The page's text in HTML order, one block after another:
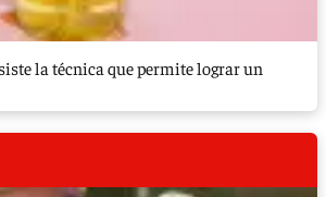
la técnica que permite lograr un